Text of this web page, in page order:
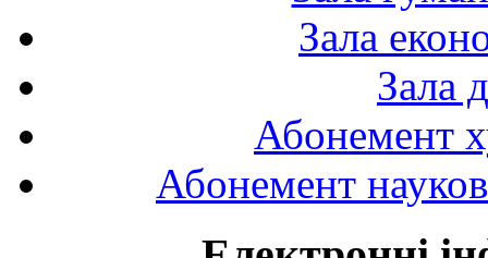
Зала
Зала
Абонемент
Абонемент